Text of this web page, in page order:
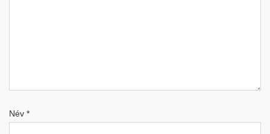
Név *